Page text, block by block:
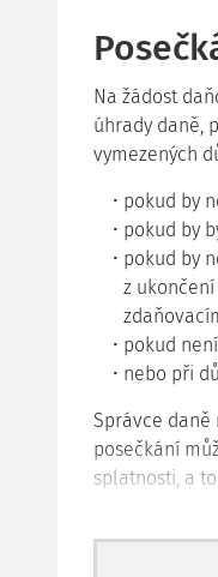
Na žádost
úhrady daně,
vymezených
pokud by
pokud by
pokud by
z
pokud
nebo při
Správce daně
posečkání
splatnosti, a
stanovenou
posečkání